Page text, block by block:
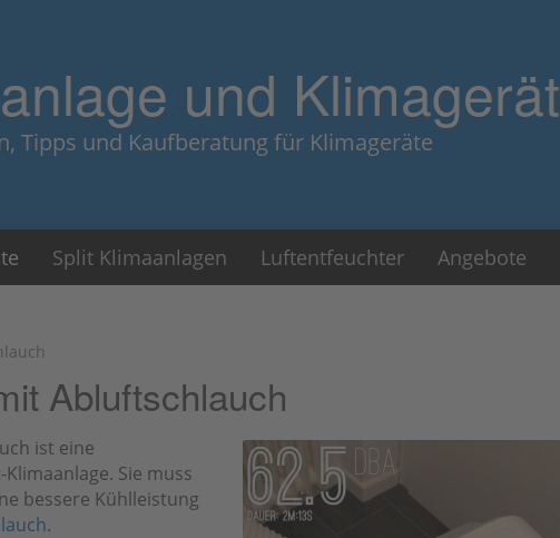
und Klimagerät
Tipps und Kaufberatung für Klimageräte
Split Klimaanlagen Luftentfeuchter Angebote
Abluftschlauch
ist eine
Sie muss
bessere Kühlleistung
.